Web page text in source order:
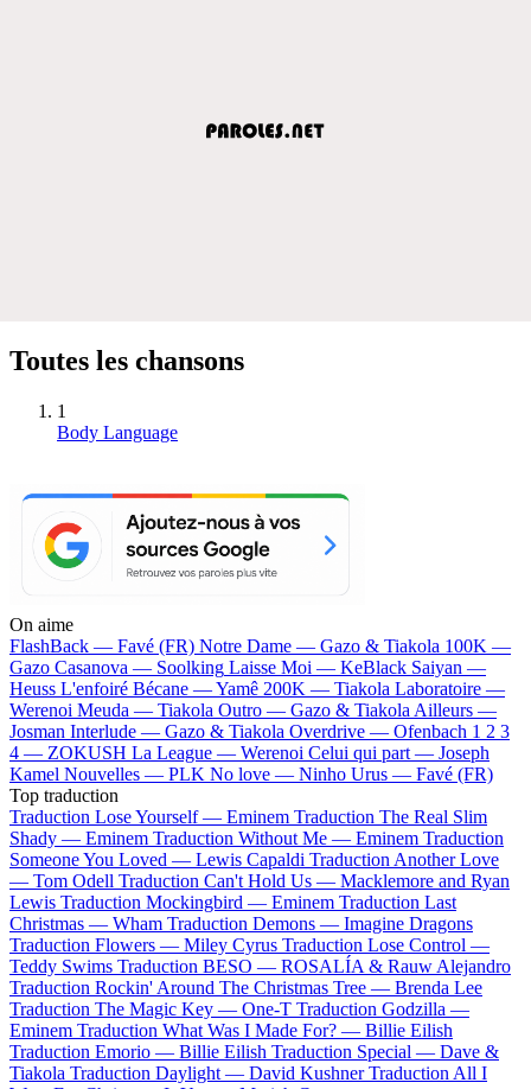
Toutes les chansons
1
Body Language
On aime
FlashBack — Favé (FR) Notre Dame — Gazo & Tiakola 100K —
Gazo Casanova — Soolking Laisse Moi — KeBlack Saiyan —
Heuss L'enfoiré Bécane —Yamê 200K — Tiakola Laboratoire —
Werenoi Meuda — Tiakola Outro — Gazo & Tiakola Ailleurs —
Josman Interlude — Gazo & Tiakola Overdrive — Ofenbach 1 2 3
4 — ZOKUSH La League — Werenoi Celui qui part — Joseph
Kamel Nouvelles — PLK No love — Ninho Urus — Favé (FR)
Top traduction
Traduction Lose Yourself — Eminem Traduction The Real Slim
Shady — Eminem Traduction Without Me — Eminem Traduction
Someone You Loved — Lewis Capaldi Traduction Another Love
— Tom Odell Traduction Can't Hold Us — Macklemore and Ryan
Lewis Traduction Mockingbird — Eminem Traduction Last
Christmas — Wham Traduction Demons — Imagine Dragons
Traduction Flowers — Miley Cyrus Traduction Lose Control —
Teddy Swims Traduction BESO — ROSALÍA & Rauw Alejandro
Traduction Rockin' Around The Christmas Tree — Brenda Lee
Traduction The Magic Key — One-T Traduction Godzilla —
Eminem Traduction What Was I Made For? — Billie Eilish
Traduction Emorio — Billie Eilish Traduction Special — Dave &
Tiakola Traduction Daylight — David Kushner Traduction All I